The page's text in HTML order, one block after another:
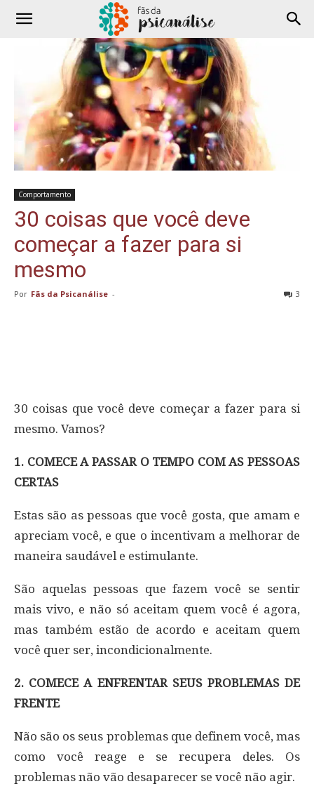
Comportamento
30 coisas que você deve
começar a fazer para si
mesmo
Por Fãs da Psicanálise - 3
30 coisas que você deve começar a fazer para si
mesmo. Vamos?
1. COMECE A PASSAR O TEMPO COM AS PESSOAS
CERTAS
Estas são as pessoas que você gosta, que amam e
apreciam você, e que o incentivam a melhorar de
maneira saudável e estimulante.
São aquelas pessoas que fazem você se sentir
mais vivo, e não só aceitam quem você é agora,
mas também estão de acordo e aceitam quem
você quer ser, incondicionalmente.
2. COMECE A ENFRENTAR SEUS PROBLEMAS DE
FRENTE
Não são os seus problemas que definem você, mas
como você reage e se recupera deles. Os
problemas não vão desaparecer se você não agir.